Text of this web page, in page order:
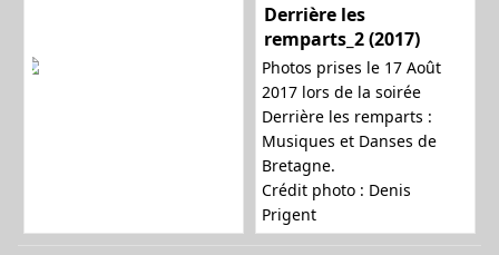
Derrière les
remparts_2 (2017)
Photos prises le 17 Août
2017 lors de la soirée
Derrière les remparts :
Musiques et Danses de
Bretagne.
Crédit photo : Denis
Prigent